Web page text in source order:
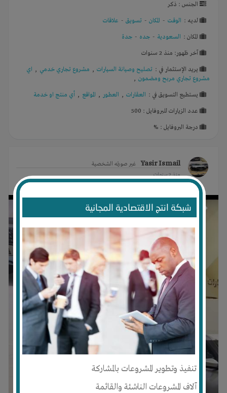
شبكة انتج الاقتصادية المجانية
تنفيذ وتطوير المشروعات بالمشاركة
آلاف المشروعات الناشئة والقائمة
الجنس : ذكر
لديـه : الوقت - المكان - تسويق - علاقات
المكان : السعودية - جده - جدة
آخر ظهور: منذ 2 سنوات
يريد الإستثمار في : تصليح وصيانة السيارات , مشروع تجاري خدمي , اي
مشروع تجاري مربح ومضمون ,
يستطيع التسويق في : العقارات , العطور , المواقع , أي منتج او خدمة
عدد الزيارات للبروفايل : 500
درجة البروفايل : %
Yasir Ismail غير صورته الشخصية
منذ 2 سنوات